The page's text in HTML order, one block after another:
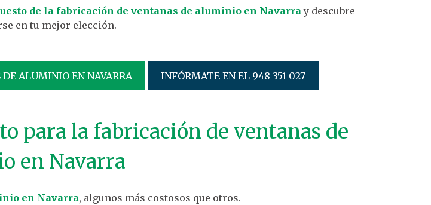
de la fabricación de ventanas de aluminio en Navarra y descubre
en tu mejor elección.
ALUMINIO EN NAVARRA INFÓRMATE EN EL 948 351 027
para la fabricación de ventanas de
en Navarra
en Navarra, algunos más costosos que otros.